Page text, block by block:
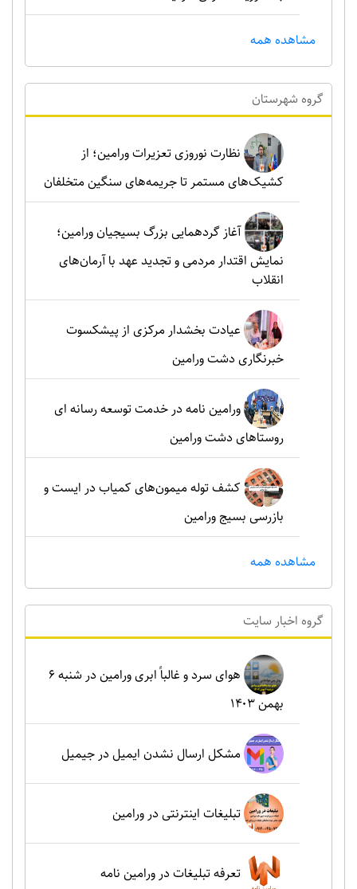
مشاهده همه
گروه شهرستان
نظارت نوروزی تعزیرات ورامین؛ از
کشیک‌های مستمر تا جریمه‌های سنگین متخلفان
آغاز گردهمایی بزرگ بسیجیان ورامین؛
نمایش اقتدار مردمی و تجدید عهد با آرمان‌های
انقلاب
عیادت بخشدار مرکزی از پیشکسوت
خبرنگاری دشت ورامین
ورامین نامه در خدمت توسعه رسانه ای
روستاهای دشت ورامین
کشف توله میمون‌های کمیاب در ایست و
بازرسی بسیج ورامین
مشاهده همه
گروه اخبار سايت
هوای سرد و غالباً ابری ورامین در شنبه ۶
بهمن ۱۴۰۳
مشکل ارسال نشدن ایمیل در جیمیل
تبلیغات اینترنتی در ورامین
تعرفه تبلیغات در ورامین نامه